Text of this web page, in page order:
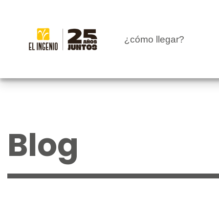
TIENDAS
INFANTIL
CARTELERA
EVENTOS
¿cómo llegar?
Blog